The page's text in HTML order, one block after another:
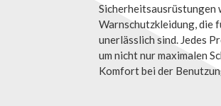
Sicherheitsausrüstungen
Warnschutzkleidung, die
unerlässlich sind. Jedes
um nicht nur maximalen
Komfort bei der